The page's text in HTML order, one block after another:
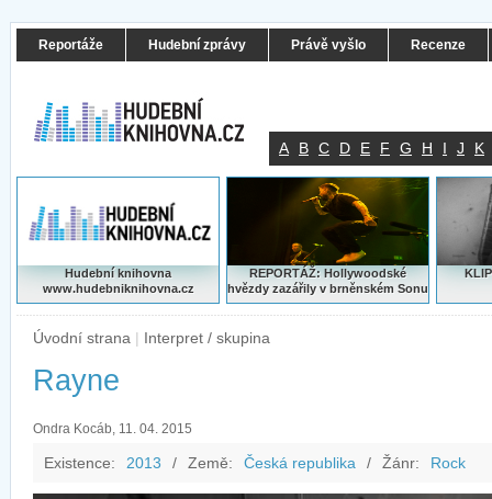
Reportáže Hudební zprávy Právě vyšlo Recenze
A B C D E F G H I J K
Hudební knihovna
www.hudebniknihovna.cz
REPORTÁŽ: Hollywoodské
hvězdy zazářily v brněnském Sonu
Úvodní strana | Interpret / skupina
Rayne
Ondra Kocáb, 11. 04. 2015
Existence: 2013 / Země: Česká republika / Žánr: Rock